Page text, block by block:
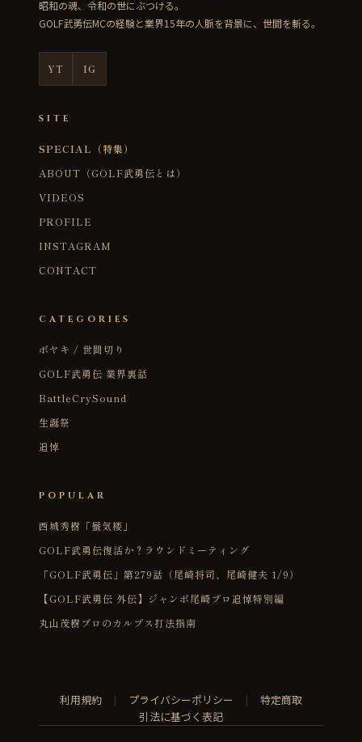
昭和の魂、令和の世にぶつける。
GOLF武勇伝MCの経験と業界15年の人脈を背景に、世間を斬る。
YT IG
SITE
SPECIAL（特集）
ABOUT（GOLF武勇伝とは）
VIDEOS
PROFILE
INSTAGRAM
CONTACT
CATEGORIES
ボヤキ / 世間切り
GOLF武勇伝 業界裏話
BattleCrySound
生誕祭
追悼
POPULAR
西城秀樹「蜃気楼」
GOLF武勇伝復活か？ラウンドミーティング
「GOLF武勇伝」第279話（尾崎将司、尾崎健夫 1/9）
【GOLF武勇伝 外伝】ジャンボ尾崎プロ追悼特別編
丸山茂樹プロのカルプス打法指南
利用規約 | プライバシーポリシー |
特定商取
引法に基づく表記